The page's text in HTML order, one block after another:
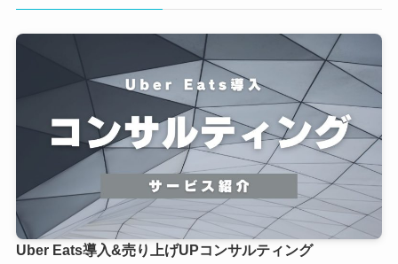
Uber Eats導入&売り上げUPコンサルティング